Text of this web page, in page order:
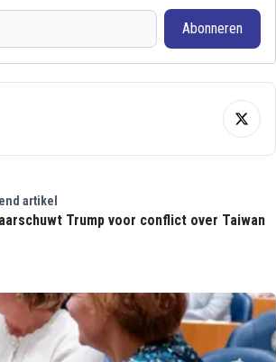
Abonneren
artikel
Trump voor conflict over Taiwan